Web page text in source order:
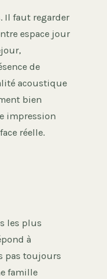
Il faut regarder
espace jour
de
acoustique
bien
impression
réelle.
les plus
à
pas toujours
famille